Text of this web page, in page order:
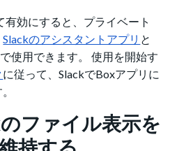
有効にすると、プライベート
Slackのアシスタントアプリ と
使用できます。 使用を開始す
に従って、SlackでBoxアプリに
ファイル表示を